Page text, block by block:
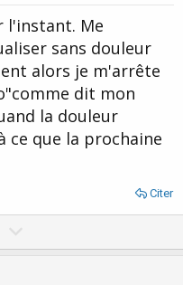
e
l'instant. Me
sans douleur
alors je m'arrête
dit mon
la douleur
ce que la prochaine
Citer
o